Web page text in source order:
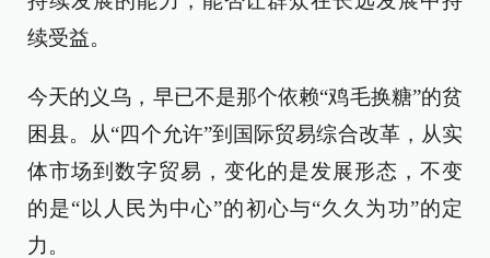
续受益。
今天的义乌，早已不是那个依赖“鸡毛换糖”的贫
困县。从“四个允许”到国际贸易综合改革，从实
体市场到数字贸易，变化的是发展形态，不变
的是“以人民为中心”的初心与“久久为功”的定
力。